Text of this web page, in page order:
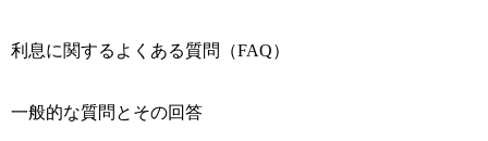
利息に関するよくある質問（FAQ）
一般的な質問とその回答